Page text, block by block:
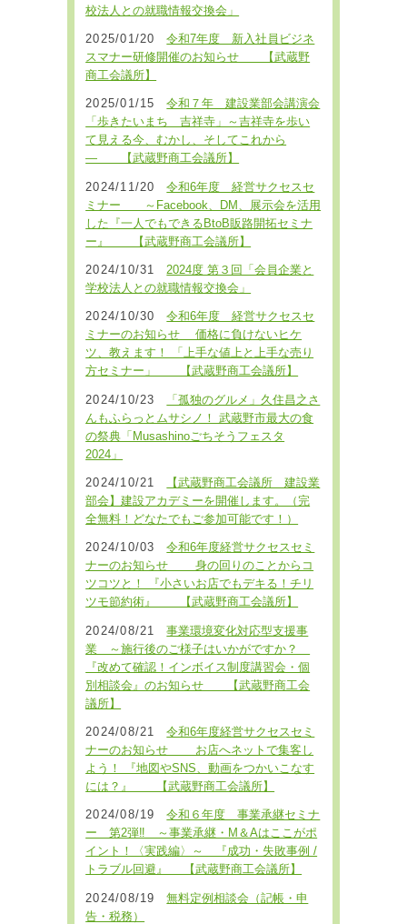
校法人との就職情報交換会」
2025/01/20
令和7年度 新入社員ビジネ
スマナー研修開催のお知らせ 【武蔵野
商工会議所】
2025/01/15
令和７年 建設業部会講演会
「歩きたいまち 吉祥寺」～吉祥寺を歩い
て見える今、むかし、そしてこれから
― 【武蔵野商工会議所】
2024/11/20
令和6年度 経営サクセスセ
ミナー ～Facebook、DM、展示会を活用
した『一人でもできるBtoB販路開拓セミナ
ー』 【武蔵野商工会議所】
2024/10/31
2024度 第３回「会員企業と
学校法人との就職情報交換会」
2024/10/30
令和6年度 経営サクセスセ
ミナーのお知らせ 価格に負けないヒケ
ツ、教えます！ 「上手な値上と上手な売り
方セミナー」 【武蔵野商工会議所】
2024/10/23
「孤独のグルメ」久住昌之さ
んもふらっとムサシノ！ 武蔵野市最大の食
の祭典「Musashinoごちそうフェスタ
2024」
2024/10/21
【武蔵野商工会議所 建設業
部会】建設アカデミーを開催します。（完
全無料！どなたでもご参加可能です！）
2024/10/03
令和6年度経営サクセスセミ
ナーのお知らせ 身の回りのことからコ
ツコツと！ 『小さいお店でもデキる！チリ
ツモ節約術』 【武蔵野商工会議所】
2024/08/21
事業環境変化対応型支援事
業 ～施行後のご様子はいかがですか？
『改めて確認！インボイス制度講習会・個
別相談会』のお知らせ 【武蔵野商工会
議所】
2024/08/21
令和6年度経営サクセスセミ
ナーのお知らせ お店へネットで集客し
よう！ 『地図やSNS、動画をつかいこなす
には？』 【武蔵野商工会議所】
2024/08/19
令和６年度 事業承継セミナ
ー 第2弾‼ ～事業承継・M＆Aはここがポ
イント！〈実践編〉～ 『成功・失敗事例 /
トラブル回避』 【武蔵野商工会議所】
2024/08/19
無料定例相談会（記帳・申
告・税務）